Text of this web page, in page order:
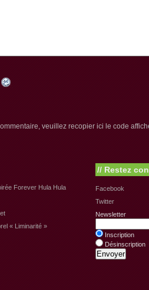
veuillez recopier ici le code
Forever Hula Hula
« Liminarité »
// Restez
Facebook
Twitter
Newsletter
Inscription
Désinscription